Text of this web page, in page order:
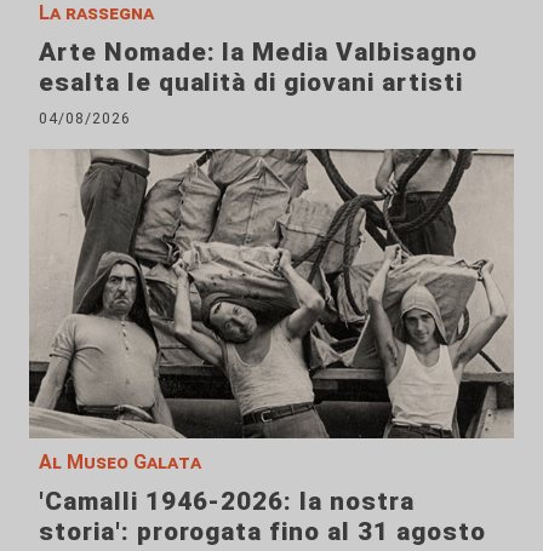
La rassegna
Arte Nomade: la Media Valbisagno
esalta le qualità di giovani artisti
04/08/2026
Al Museo Galata
'Camalli 1946-2026: la nostra
storia': prorogata fino al 31 agosto